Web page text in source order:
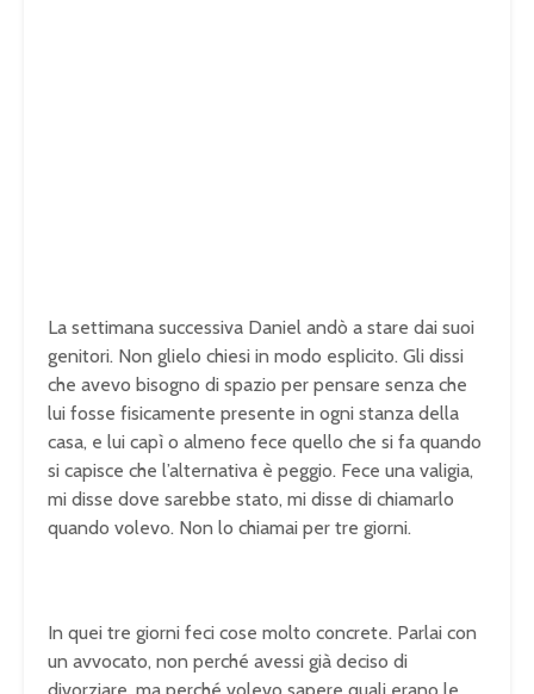
La settimana successiva Daniel andò a stare dai suoi
genitori. Non glielo chiesi in modo esplicito. Gli dissi
che avevo bisogno di spazio per pensare senza che
lui fosse fisicamente presente in ogni stanza della
casa, e lui capì o almeno fece quello che si fa quando
si capisce che l’alternativa è peggio. Fece una valigia,
mi disse dove sarebbe stato, mi disse di chiamarlo
quando volevo. Non lo chiamai per tre giorni.
In quei tre giorni feci cose molto concrete. Parlai con
un avvocato, non perché avessi già deciso di